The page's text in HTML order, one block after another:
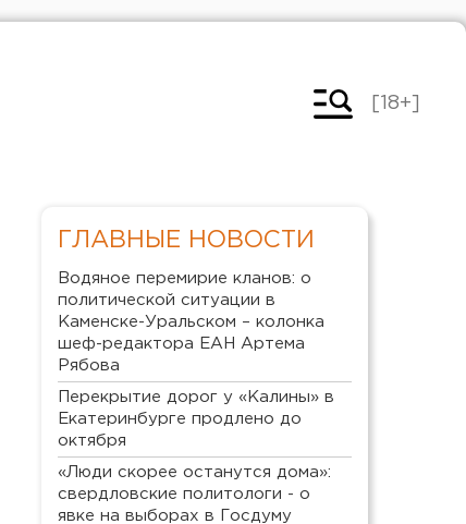
[18+]
ГЛАВНЫЕ НОВОСТИ
Водяное перемирие кланов: о
политической ситуации в
Каменске-Уральском – колонка
шеф-редактора ЕАН Артема
Рябова
Перекрытие дорог у «Калины» в
Екатеринбурге продлено до
октября
«Люди скорее останутся дома»:
свердловские политологи - о
явке на выборах в Госдуму